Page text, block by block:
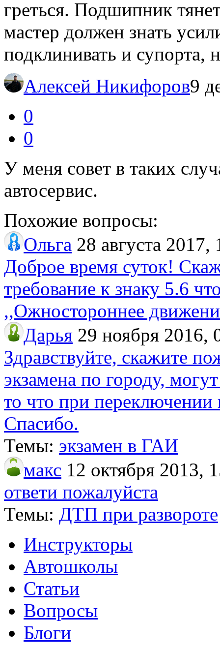
греться. Подшипник
мастер должен знать
подклинивать и супорта,
Алексей Никифоров9
0
0
У меня совет в таких
автосервис.
Похожие вопросы:
Ольга 28 августа 2017,
Доброе время суток!
требование к знаку 5.6
,,Ожностороннее
Дарья 29 ноября 2016,
Здравствуйте, скажите
экзамена по городу,
то что при
Спасибо.
Темы: экзамен в ГАИ
макс 12 октября 2013,
ответи пожалуйста
Темы: ДТП при развороте
Инструкторы
Автошколы
Статьи
Вопросы
Блоги